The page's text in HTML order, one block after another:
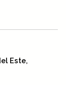
Este,